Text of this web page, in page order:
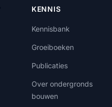
KENNIS
Kennisbank
Groeiboeken
Publicaties
Over ondergronds
bouwen